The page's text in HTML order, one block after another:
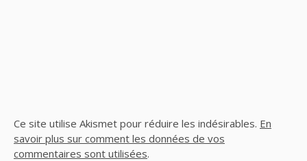
Ce site utilise Akismet pour réduire les indésirables. En
savoir plus sur comment les données de vos
commentaires sont utilisées.